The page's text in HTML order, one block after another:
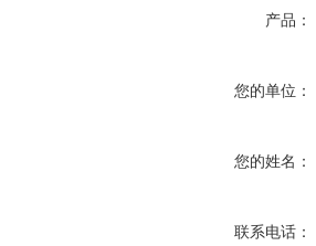
产品：
您的单位：
您的姓名：
联系电话：